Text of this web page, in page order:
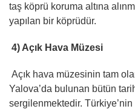
taş köprü koruma altına
yapılan bir köprüdür.
4) Açık Hava Müzesi
Açık hava müzesinin tam
Yalova’da bulunan bütün
sergilenmektedir. Türkiye’nin